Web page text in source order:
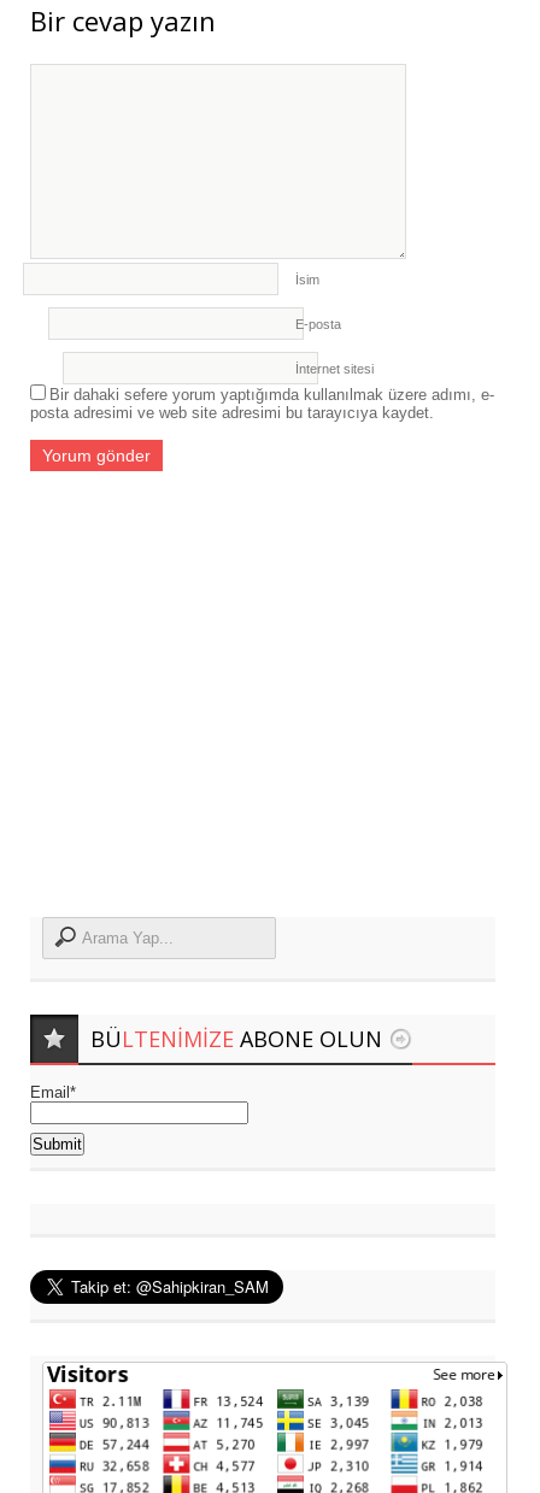
Bir cevap yazın
İsim
E-posta
İnternet sitesi
Bir dahaki sefere yorum yaptığımda kullanılmak üzere adımı, e-
posta adresimi ve web site adresimi bu tarayıcıya kaydet.
BÜLTENIMIZE ABONE OLUN
Email*